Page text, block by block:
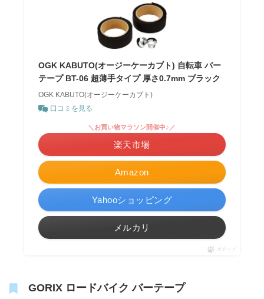
OGK KABUTO(オージーケーカブト) 自転車 バー
テープ BT-06 超薄手タイプ 厚さ0.7mm ブラック
OGK KABUTO(オージーケーカブト)
口コミを見る
Amazon
＼お買い物マラソン開催中♪／
楽天市場
Yahooショッピング
メルカリ
ポチップ
GORIX ロードバイク バーテープ